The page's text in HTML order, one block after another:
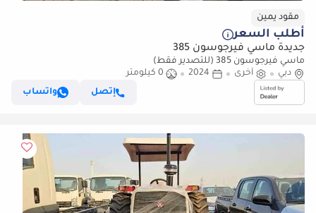
مقود يمين
أطلب السعر
جديدة ماسي فيرجوسون 385
ماسي فيرجوسون 385 (للتصدير فقط)
دبي
أخرى 2024
0 كيلومتر
إتصل
واتساب